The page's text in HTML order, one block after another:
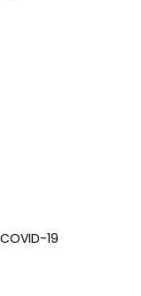
19